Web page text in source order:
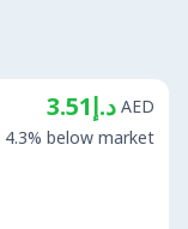
د.إ3.51 AED
4.3% below market